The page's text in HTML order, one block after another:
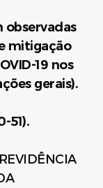
observadas
mitigação
19 nos
gerais).
51).